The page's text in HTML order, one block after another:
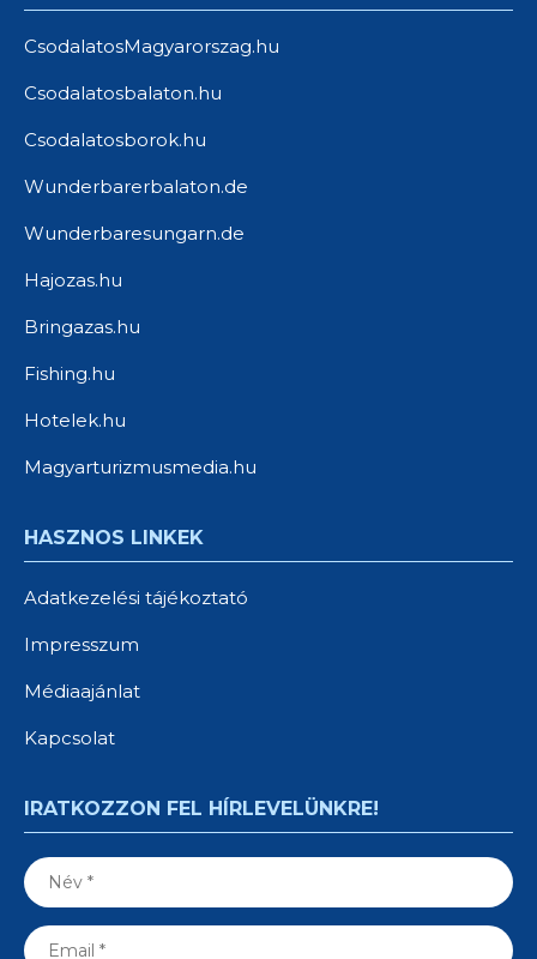
CsodalatosMagyarorszag.hu
Csodalatosbalaton.hu
Csodalatosborok.hu
Wunderbarerbalaton.de
Wunderbaresungarn.de
Hajozas.hu
Bringazas.hu
Fishing.hu
Hotelek.hu
Magyarturizmusmedia.hu
HASZNOS LINKEK
Adatkezelési tájékoztató
Impresszum
Médiaajánlat
Kapcsolat
IRATKOZZON FEL HÍRLEVELÜNKRE!